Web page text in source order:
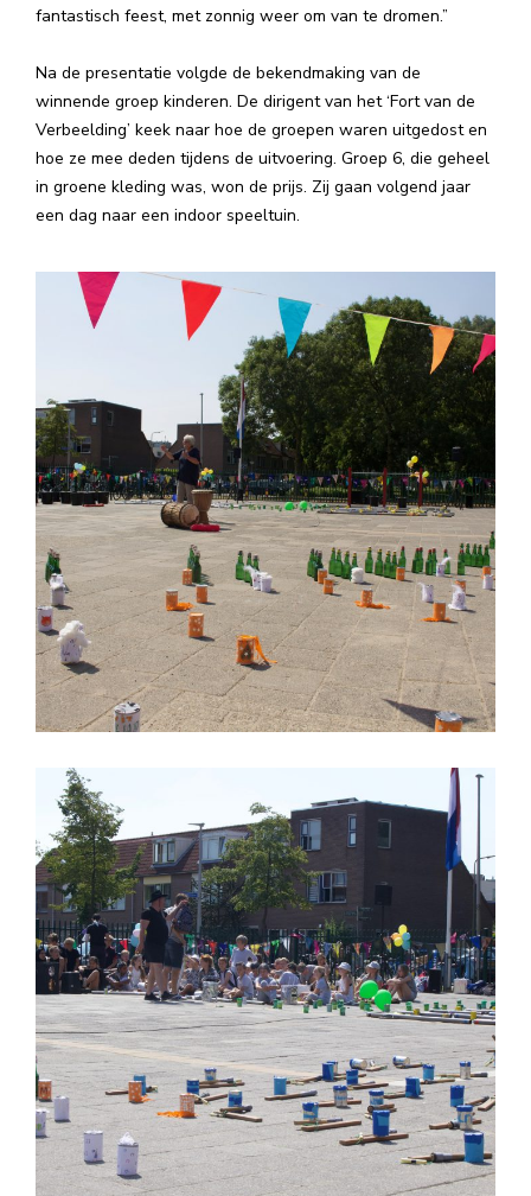
fantastisch feest, met zonnig weer om van te dromen.”
Na de presentatie volgde de bekendmaking van de
winnende groep kinderen. De dirigent van het ‘Fort van de
Verbeelding’ keek naar hoe de groepen waren uitgedost en
hoe ze mee deden tijdens de uitvoering. Groep 6, die geheel
in groene kleding was, won de prijs. Zij gaan volgend jaar
een dag naar een indoor speeltuin.